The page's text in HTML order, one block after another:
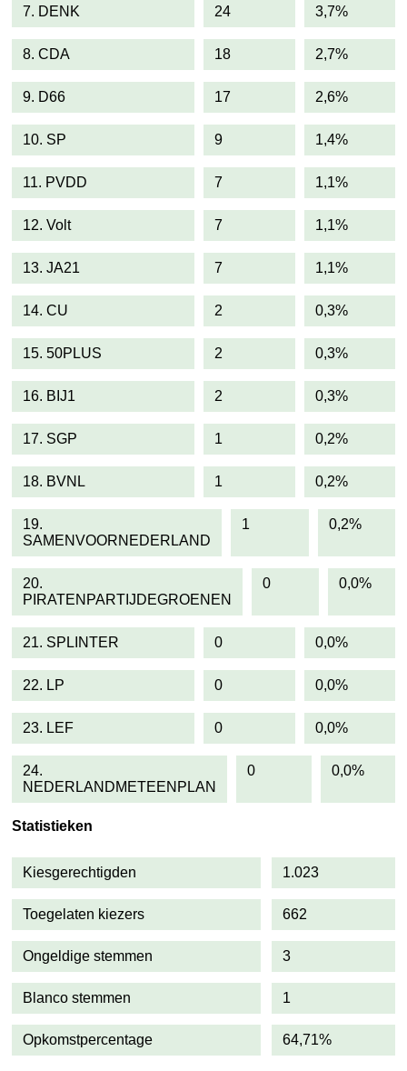
7. DENK 24 3,7%
8. CDA 18 2,7%
9. D66 17 2,6%
10. SP 9 1,4%
11. PVDD 7 1,1%
12. Volt 7 1,1%
13. JA21 7 1,1%
14. CU 2 0,3%
15. 50PLUS 2 0,3%
16. BIJ1 2 0,3%
17. SGP 1 0,2%
18. BVNL 1 0,2%
19.
SAMENVOORNEDERLAND
1 0,2%
20.
PIRATENPARTIJDEGROENEN
0 0,0%
21. SPLINTER 0 0,0%
22. LP 0 0,0%
23. LEF 0 0,0%
24.
NEDERLANDMETEENPLAN
0 0,0%
Statistieken
Kiesgerechtigden 1.023
Toegelaten kiezers 662
Ongeldige stemmen 3
Blanco stemmen 1
Opkomstpercentage 64,71%